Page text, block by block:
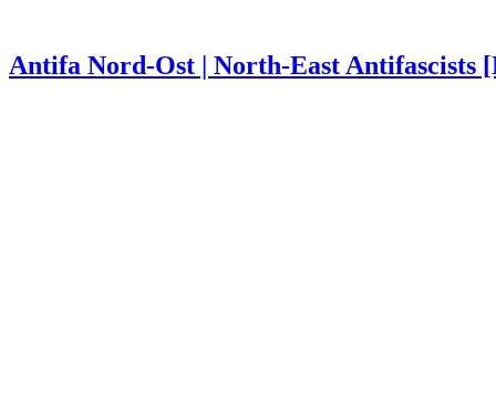
Antifa Nord-Ost | North-East Antifascists